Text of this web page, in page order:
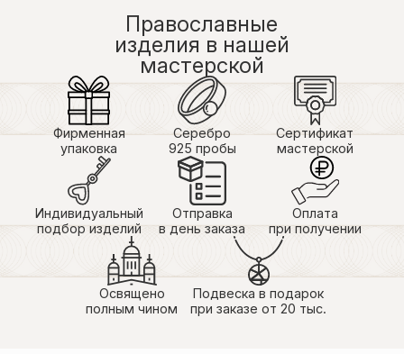
Православные
изделия в нашей
мастерской
Фирменная
упаковка
Серебро
925 пробы
Сертификат
мастерской
Индивидуальный
подбор изделий
Отправка
в день заказа
Оплата
при получении
Освящено
полным чином
Подвеска в подарок
при заказе от 20 тыс.